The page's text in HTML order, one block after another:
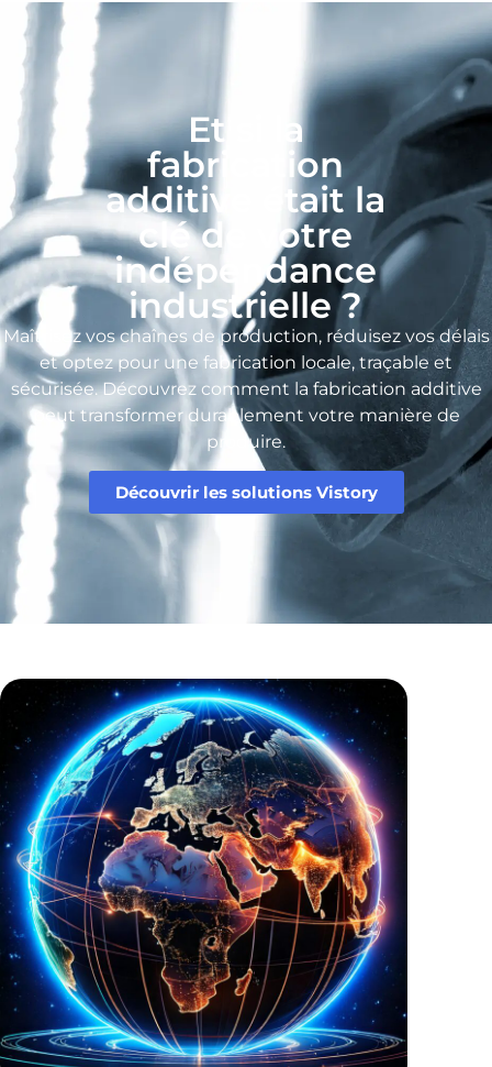
Et si la
fabrication
additive était la
clé de votre
indépendance
industrielle ?
Maîtrisez vos chaînes de production, réduisez vos délais
et optez pour une fabrication locale, traçable et
sécurisée. Découvrez comment la fabrication additive
peut transformer durablement votre manière de
produire.
Découvrir les solutions Vistory